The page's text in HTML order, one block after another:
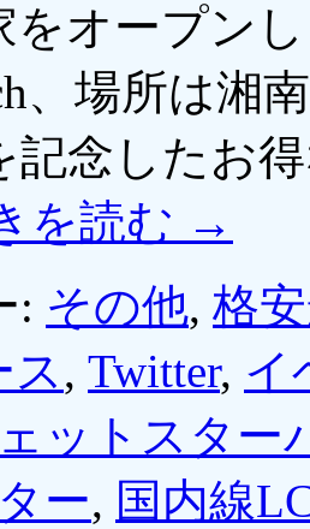
をオープン
、場所は湘
記念したお
を読む →
: その他, 格
ス, Twitter, イ
ットスター
ー, 国内線